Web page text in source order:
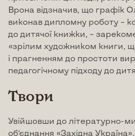
Врона відзначив, що графік
виконав дипломну роботу –
до дитячої книжки, –
«зрілим художником книги,
і прагненням до простоти
педагогічному підходу до
Твори
Увійшовши до літературно-
об’єднання «Західна